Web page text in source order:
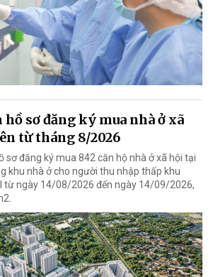
hồ sơ đăng ký mua nhà ở xã
từ tháng 8/2026
sơ đăng ký mua 842 căn hộ nhà ở xã hội tại
khu nhà ở cho người thu nhập thấp khu
từ ngày 14/08/2026 đến ngày 14/09/2026,